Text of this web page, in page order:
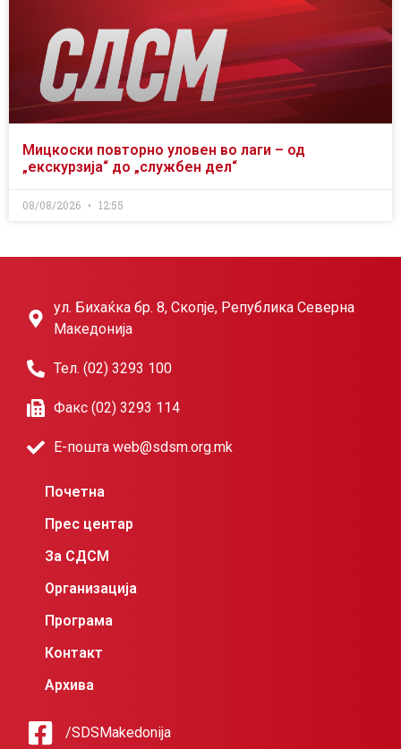
Мицкоски повторно уловен во лаги – од
„екскурзија“ до „службен дел“
08/08/2026 12:55
ул. Бихаќка бр. 8, Скопје, Република Северна
Македонија
Тел. (02) 3293 100
Факс (02) 3293 114
Е-пошта web@sdsm.org.mk
Почетна
Прес центар
За СДСМ
Организација
Програма
Контакт
Архива
/SDSMakedonija